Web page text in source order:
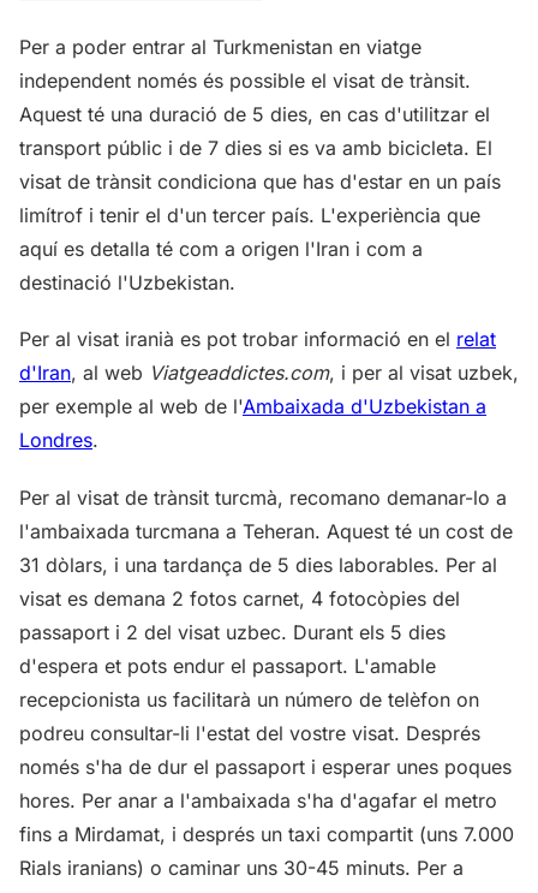
Per a poder entrar al Turkmenistan en viatge
independent només és possible el visat de trànsit.
Aquest té una duració de 5 dies, en cas d'utilitzar el
transport públic i de 7 dies si es va amb bicicleta. El
visat de trànsit condiciona que has d'estar en un país
limítrof i tenir el d'un tercer país. L'experiència que
aquí es detalla té com a origen l'Iran i com a
destinació l'Uzbekistan.
Per al visat iranià es pot trobar informació en el relat
d'Iran, al web Viatgeaddictes.com, i per al visat uzbek,
per exemple al web de l'Ambaixada d'Uzbekistan a
Londres.
Per al visat de trànsit turcmà, recomano demanar-lo a
l'ambaixada turcmana a Teheran. Aquest té un cost de
31 dòlars, i una tardança de 5 dies laborables. Per al
visat es demana 2 fotos carnet, 4 fotocòpies del
passaport i 2 del visat uzbec. Durant els 5 dies
d'espera et pots endur el passaport. L'amable
recepcionista us facilitarà un número de telèfon on
podreu consultar-li l'estat del vostre visat. Després
només s'ha de dur el passaport i esperar unes poques
hores. Per anar a l'ambaixada s'ha d'agafar el metro
fins a Mirdamat, i després un taxi compartit (uns 7.000
Rials iranians) o caminar uns 30-45 minuts. Per a